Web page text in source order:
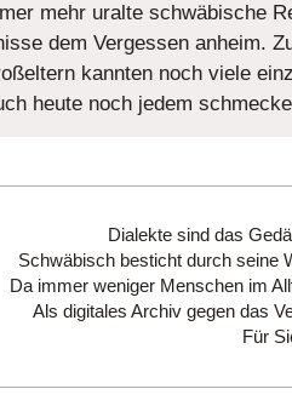
mehr uralte schwäbische
dem Vergessen anheim.
kannten noch viele
heute noch jedem
Dialekte sind das
Schwäbisch besticht durch seine
Da immer weniger Menschen im
Als digitales Archiv gegen das
Für